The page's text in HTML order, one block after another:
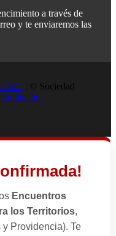
a través de
y te enviaremos las
SCI | © Sociedad
fundación
Encuentros
los Territorios,
y Providencia). Te